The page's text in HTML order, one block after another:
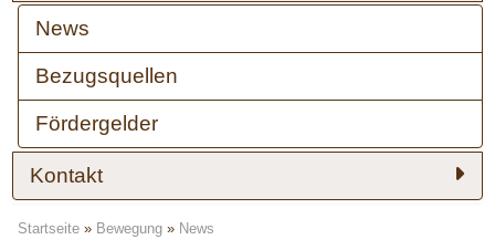
News
Bezugsquellen
Fördergelder
Kontakt
Startseite » Bewegung » News